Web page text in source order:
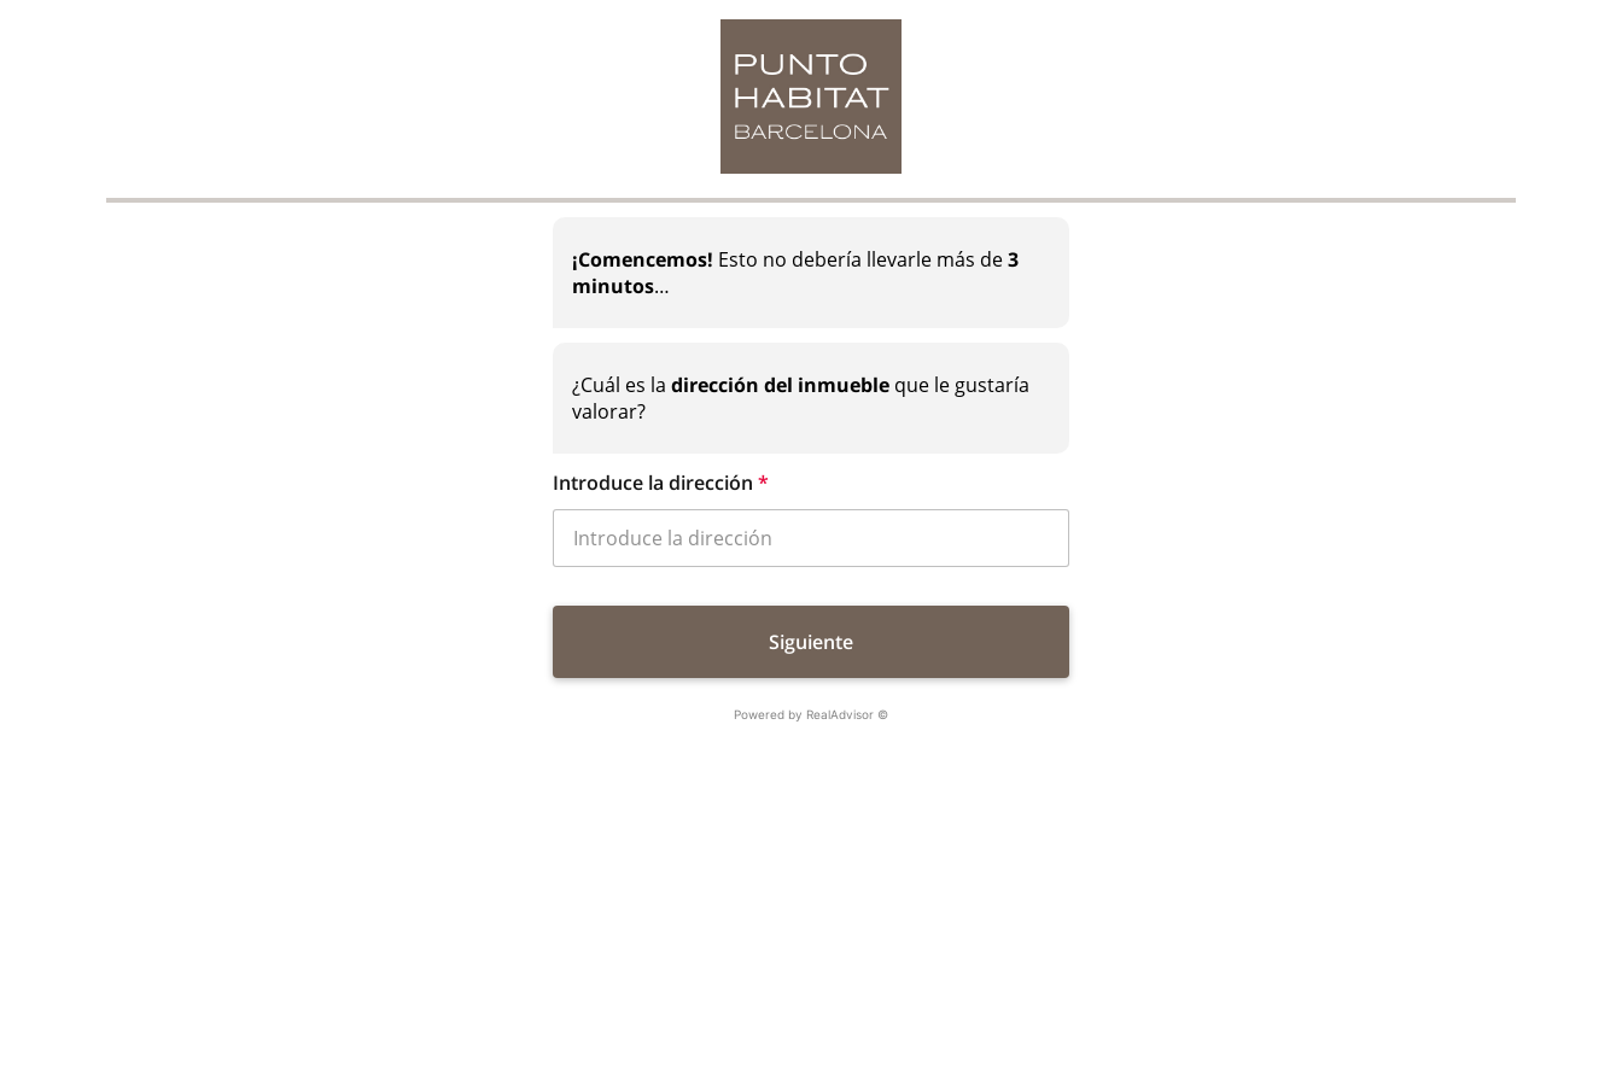
¡Comencemos! Esto no debería llevarle más de3
minutos…
¿Cuál es la dirección del inmueble que le gustaría
valorar?
Introduce la dirección *
Powered by RealAdvisor ©